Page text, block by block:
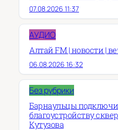
07.08.2026 11:37
АУДИО
Алтай FM | новости |
06.08.2026 16:32
Без рубрики
Барнаульцы
благоустройству
Кутузова